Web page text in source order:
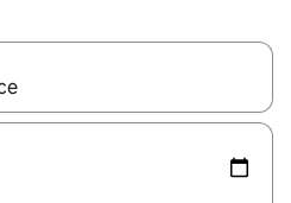
s'affichent, utilisez les flèches